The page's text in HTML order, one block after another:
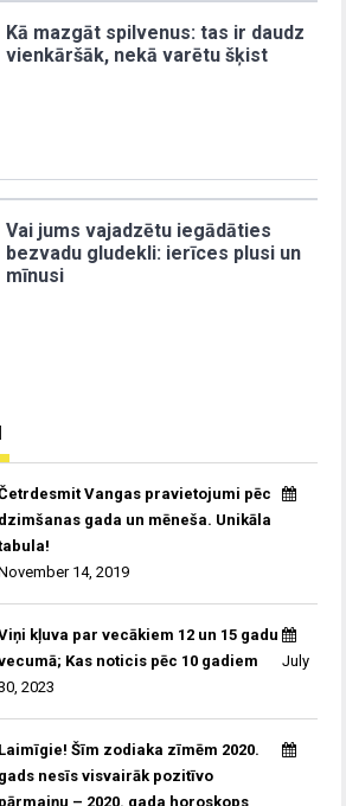
Kā mazgāt spilvenus: tas ir daudz
vienkāršāk, nekā varētu šķist
Vai jums vajadzētu iegādāties
bezvadu gludekli: ierīces plusi un
mīnusi
Vangas pravietojumi pēc
dzimšanas gada un mēneša. Unikāla
14, 2019
kļuva par vecākiem 12 un 15 gadu
Kas noticis pēc 10 gadiem
July
2023
Laimīgie! Šīm zodiaka zīmēm 2020.
gads nesīs visvairāk pozitīvo
pārmaiņu – 2020. gada horoskops